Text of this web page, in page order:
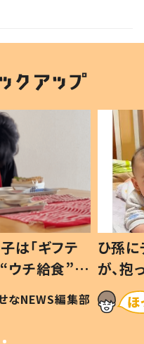
は「ギフテ
ウチ給食”を
#令和の親
なNEWS編集部
ひ孫
が、
「涙が
い」